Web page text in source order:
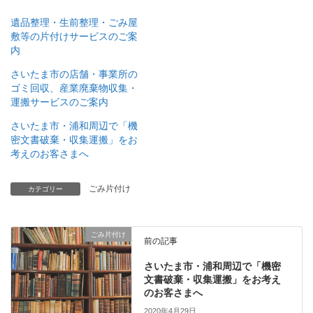
て
T
w
e
r
で
共
有
新
し
い
ウ
ド
ウ
で
ま
す
)
o
o
k
で
す
る
に
は
ク
リ
ッ
ク
し
て
さ
(
い
ウ
ィ
ン
ド
ウ
で
開
き
ま
て
P
i
r
e
s
t
で
有
(
新
ィ
ン
開
き
ま
す
)
遺品整理・生前整理・ごみ屋
敷等の片付けサービスのご案
内
さいたま市の店舗・事業所の
ゴミ回収、産業廃棄物収集・
運搬サービスのご案内
さいたま市・浦和周辺で「機
密文書破棄・収集運搬」をお
考えのお客さまへ
カテゴリー ごみ片付け
ごみ片付け
前の記事
さいたま市・浦和周辺で「機密
文書破棄・収集運搬」をお考え
のお客さまへ
2020年4月29日